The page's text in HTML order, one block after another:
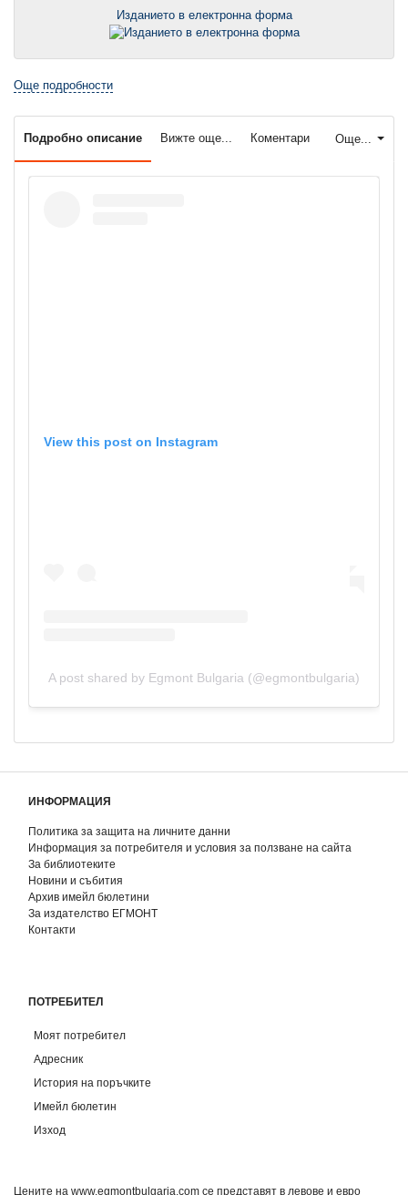
Изданието в електронна форма
Още подробности
Още...
Подробно описание Вижте още... Коментари
View this post on Instagram
A post shared by Egmont Bulgaria (@egmontbulgaria)
ИНФОРМАЦИЯ
Политика за защита на личните данни
Информация за потребителя и условия за ползване на сайта
За библиотеките
Новини и събития
Архив имейл бюлетини
За издателство ЕГМОНТ
Контакти
ПОТРЕБИТЕЛ
Моят потребител
Адресник
История на поръчките
Имейл бюлетин
Изход
Цените на www.egmontbulgaria.com се представят в левове и евро